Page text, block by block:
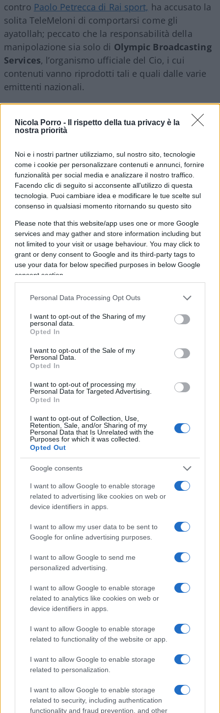
Nicola Porro -
Il rispetto della tua privacy è la
nostra priorità
Noi e i nostri partner utilizziamo, sul nostro sito, tecnologie
come i cookie per personalizzare contenuti e annunci, fornire
funzionalità per social media e analizzare il nostro traffico.
Facendo clic di seguito si acconsente all'utilizzo di questa
tecnologia. Puoi cambiare idea e modificare le tue scelte sul
consenso in qualsiasi momento ritornando su questo sito
Please note that this website/app uses one or more Google
services and may gather and store information including but
not limited to your visit or usage behaviour. You may click to
grant or deny consent to Google and its third-party tags to
use your data for below specified purposes in below Google
consent section.
Personal Data Processing Opt Outs
I want to opt-out of the Sharing of my
personal data.
Opted In
I want to opt-out of the Sale of my
Personal Data.
Opted In
I want to opt-out of processing my
Personal Data for Targeted Advertising.
Opted In
I want to opt-out of Collection, Use,
Retention, Sale, and/or Sharing of my
Personal Data that Is Unrelated with the
Purposes for which it was collected.
Opted Out
Google consents
I want to allow Google to enable storage
related to advertising like cookies on web or
device identifiers in apps.
I want to allow my user data to be sent to
Google for online advertising purposes.
I want to allow Google to send me
personalized advertising.
I want to allow Google to enable storage
related to analytics like cookies on web or
device identifiers in apps.
I want to allow Google to enable storage
related to functionality of the website or app.
I want to allow Google to enable storage
related to personalization.
I want to allow Google to enable storage
related to security, including authentication
functionality and fraud prevention, and other
contro Paolo Petrecca di Rai sport, ha accusato la
solita TeleMeloni di comportarsi come gli
ayatollah; peccato che la responsabilità della
manipolazione sia solo di Olympic Broadcasting
Services, l’organismo ufficiale del Cio, i cui
contenuti vanno riprodotti tali e quali dalle varie
emittenti nazionali.
Non si è capita bene nemmeno la decisione sul
pilota di skeleton ucraino,Vladyslav
perché voleva gareggiare indossando un casco
con le foto degli atleti connazionali uccisi dai
russi, scelta contraria alle regole che vietano
messaggi politici; e poi è stato riammesso alle
Olimpiadi, ma praticamente solo come spettatore.
Dove sta la logica? Se bisogna applicare le regole
in modo pedissequo, lo si faccia; altrimenti, se ci
si sente in imbarazzo nei confronti di Kiev, perché
rimangiarsi il verdetto ma solamente a metà? E
d’altronde, se non deve fare politica, come mai il
russi purché competano senza la bandiera
nazionale, a titolo individuale? Uno sportivo o un
direttore d’orchestra non sono Putin. Anche lì,
di coprire le vergogne…
Il Barista, 13 febbraio 2026
Nicolaporro.it è anche su Whatsapp. È
sufficientecliccare quiper iscriversi al canale ed
essere sempre aggiornati (gratis).
#OLIMPIADI MILANO CORTINA 2026
Leggi i commenti
SEDUTE SATIRICHE
Vai all'archivio delle vignette
Caro Porro, abbiamo davvero